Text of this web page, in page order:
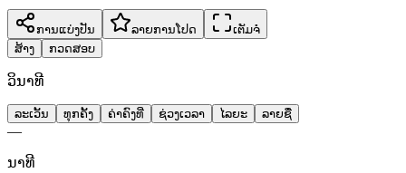
ການແບ່ງປັນ ລາຍການໂປດ
ເຕັມຈໍ
ສ້າງ
ກວດສອບ
ວິນາທີ
ລະເວັ້ນ ທຸກຄັ້ງ ຄ່າຄົງທີ່ ຊ່ວງເວລາ ໄລຍະ ລາຍຊື່
—
ນາທີ